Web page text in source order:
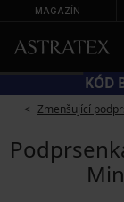
MAGAZÍN
KÓD
Zmenšující